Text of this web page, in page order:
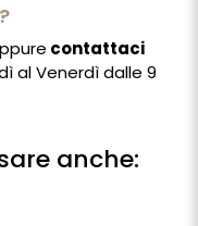
contattaci
al Venerdì dalle 9
anche: